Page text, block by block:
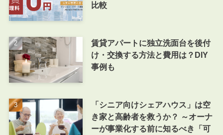
比較
賃貸アパートに独立洗面台を後付
け・交換する方法と費用は？DIY
事例も
「シニア向けシェアハウス」は空
き家と高齢者を救うか？ ～オーナ
ーが事業化する前に知るべき「可